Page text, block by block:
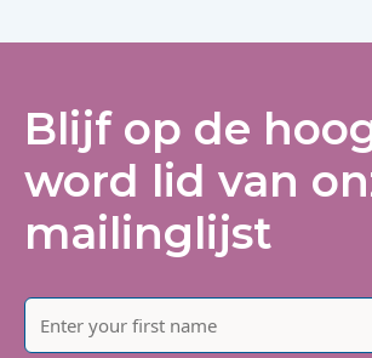
Blijf op de
word lid van
mailinglijst